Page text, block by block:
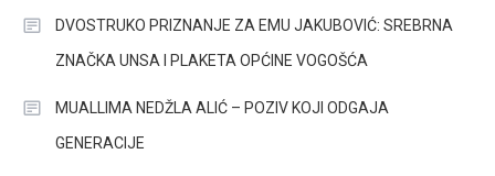
DVOSTRUKO PRIZNANJE ZA EMU JAKUBOVIĆ: SREBRNA
ZNAČKA UNSA I PLAKETA OPĆINE VOGOŠĆA
MUALLIMA NEDŽLA ALIĆ – POZIV KOJI ODGAJA
GENERACIJE